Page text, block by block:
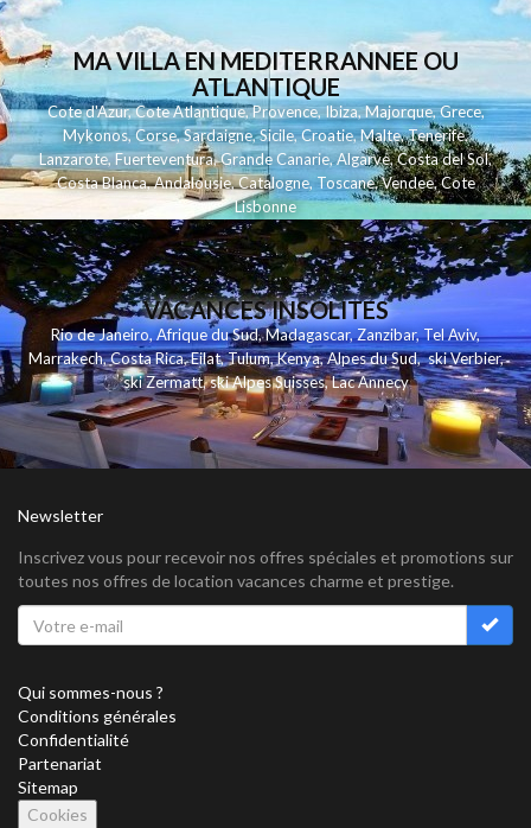
MA VILLA EN MEDITERRANNEE OU
ATLANTIQUE
Cote d'Azur,Cote Atlantique,Provence,Ibiza,Majorque,Grece,
Mykonos,Corse,Sardaigne,Sicile,Croatie,Malte,Tenerife,
Lanzarote,Fuerteventura,Grande Canarie,Algarve,Costa del Sol,
Costa Blanca,Andalousie,Catalogne,Toscane,Vendee,Cote
Lisbonne
VACANCES INSOLITES
Rio de Janeiro,Afrique du Sud,Madagascar,Zanzibar,Tel Aviv,
Marrakech,Costa Rica,Eilat,Tulum,Kenya,Alpes du Sud,ski Verbier,
ski Zermatt,ski Alpes Suisses,Lac Annecy
Newsletter
Inscrivez vous pour recevoir nos offres spéciales et promotions sur
toutes nos offres de location vacances charme et prestige.
Qui sommes-nous ?
Conditions générales
Confidentialité
Partenariat
Sitemap
Cookies